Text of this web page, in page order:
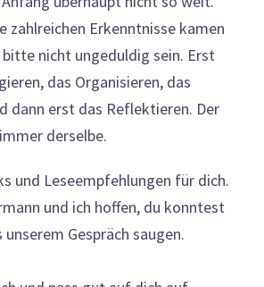
zahlreichen Erkenntnisse kamen
nicht ungeduldig sein. Erst
das Organisieren, das
dann erst das Reflektieren. Der
derselbe.
und Leseempfehlungen für dich.
und ich hoffen, du konntest
Gespräch saugen.